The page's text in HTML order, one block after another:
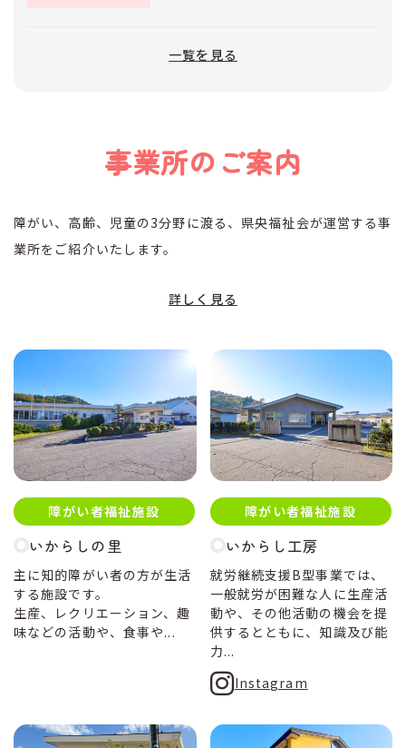
一覧を見る
事業所のご案内
障がい、高齢、児童の3分野に渡る、県央福祉会が運営する事
業所をご紹介いたします。
詳しく見る
障がい者福祉施設
いからしの里
主に知的障がい者の方が生活
する施設です。
生産、レクリエーション、趣
味などの活動や、食事や...
障がい者福祉施設
いからし工房
就労継続支援B型事業では、
一般就労が困難な人に生産活
動や、その他活動の機会を提
供するとともに、知識及び能
力...
Instagram